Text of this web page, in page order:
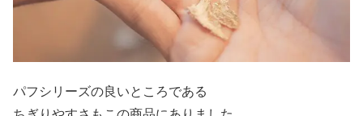
パフシリーズの良いところである